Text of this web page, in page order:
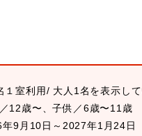
１室利用/ 大人1名を表示して
12歳〜、子供／6歳〜11歳
年9月10日～2027年1月24日